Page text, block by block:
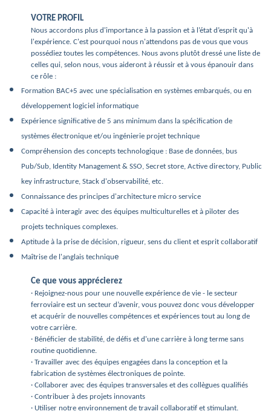
VOTRE PROFIL
Nous accordons plus d'importance à la passion et à l’état d’esprit qu'à
l'expérience. C'est pourquoi nous n'attendons pas de vous que vous
possédiez toutes les compétences. Nous avons plutôt dressé une liste de
celles qui, selon nous, vous aideront à réussir et à vous épanouir dans
ce rôle :
Formation BAC+5 avec une spécialisation en systèmes embarqués, ou en
développement logiciel informatique
Expérience significative de 5 ans minimum dans la spécification de
systèmes électronique et/ou ingénierie projet technique
Compréhension des concepts technologique : Base de données, bus
Pub/Sub, Identity Management & SSO, Secret store, Active directory, Public
key infrastructure, Stack d'observabilité, etc.
Connaissance des principes d'architecture micro service
Capacité à interagir avec des équipes multiculturelles et à piloter des
projets techniques complexes.
Aptitude à la prise de décision, rigueur, sens du client et esprit collaboratif
Maîtrise de l'anglais technique
Ce que vous apprécierez
· Rejoignez-nous pour une nouvelle expérience de vie - le secteur
ferroviaire est un secteur d’avenir, vous pouvez donc vous développer
et acquérir de nouvelles compétences et expériences tout au long de
votre carrière.
· Bénéficier de stabilité, de défis et d'une carrière à long terme sans
routine quotidienne.
· Travailler avec des équipes engagées dans la conception et la
fabrication de systèmes électroniques de pointe.
· Collaborer avec des équipes transversales et des collègues qualifiés
· Contribuer à des projets innovants
· Utiliser notre environnement de travail collaboratif et stimulant.